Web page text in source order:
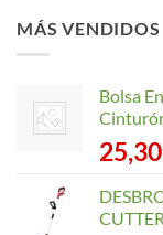
MÁS VENDIDOS
Bolsa
25,30